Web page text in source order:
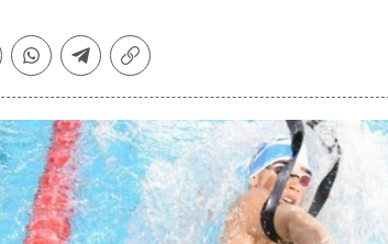
Whatsapp
Telegram
Copiar